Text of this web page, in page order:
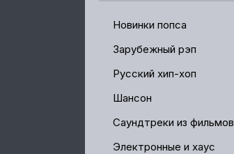
Новинки попса
Зарубежный рэп
Русский хип-хоп
Шансон
Саундтреки из фильмов
Электронные и хаус